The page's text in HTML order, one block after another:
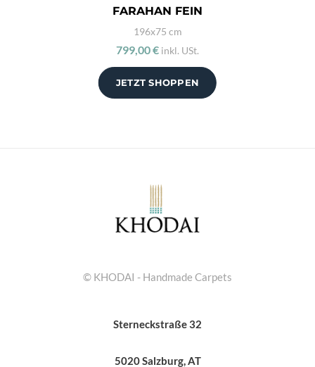
JETZT SHOPPEN
FARAHAN FEIN
196x75 cm
799,00 € inkl. USt.
© KHODAI - Handmade Carpets
Sterneckstraße 32
5020 Salzburg, AT